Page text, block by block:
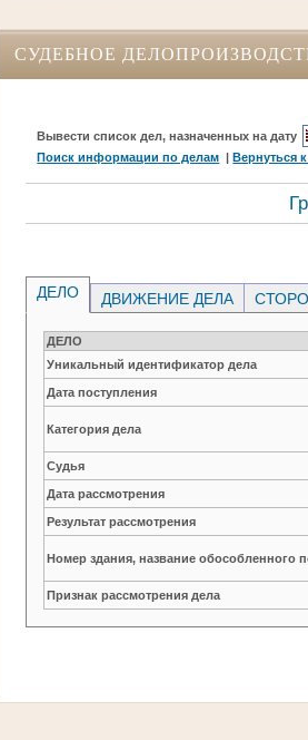
СУДЕБНОЕ
Вывести список дел, назначенных на дату
Поиск информации по делам |Вернуться
ДЕЛО ДВИЖЕНИЕ ДЕЛА
ДЕЛО
Уникальный идентификатор дела
Дата поступления
Категория дела
Судья
Дата рассмотрения
Результат рассмотрения
Номер здания, название обособленного
Признак рассмотрения дела